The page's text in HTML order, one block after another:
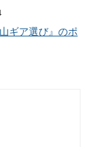
ギア選び』のポ